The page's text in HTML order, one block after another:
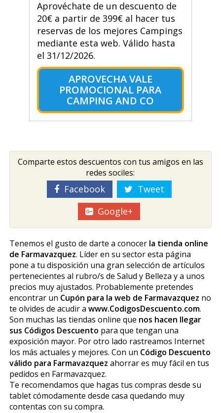
Aprovéchate de un descuento de
20€ a partir de 399€ al hacer tus
reservas de los mejores Campings
mediante esta web. Válido hasta
el 31/12/2026.
APROVECHA VALE
PROMOCIONAL PARA
CAMPING AND CO
Comparte estos descuentos con tus amigos en las
redes sociles:
Facebook
Tweet
Google+
Tenemos el gusto de darte a conocer la tienda online
de Farmavazquez. Líder en su sector esta página
pone a tu disposición una gran selección de artículos
pertenecientes al rubro/s de Salud y Belleza y a unos
precios muy ajustados. Probablemente pretendes
encontrar un Cupón para la web de Farmavazquez no
te olvides de acudir a www.CodigosDescuento.com.
Son muchas las tiendas online que nos hacen llegar
sus Códigos Descuento para que tengan una
exposición mayor. Por otro lado rastreamos Internet
los más actuales y mejores. Con un Código Descuento
válido para Farmavazquez ahorrar es muy fácil en tus
pedidos en Farmavazquez.
Te recomendamos que hagas tus compras desde su
tablet cómodamente desde casa quedando muy
contentas con su compra.